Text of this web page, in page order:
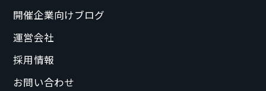
開催企業向けブログ
運営会社
採用情報
お問い合わせ